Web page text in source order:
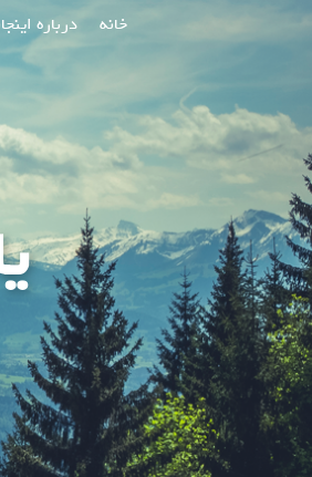
پرش
به
خانه درباره